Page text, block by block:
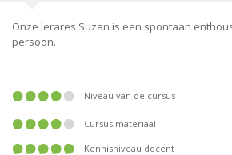
Onze lerares Suzan is een spontaan
persoon.
Niveau van de cursus
Cursus materiaal
Kennisniveau docent